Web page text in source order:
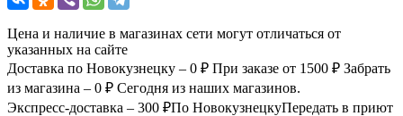
Цена и наличие в магазинах сети могут отличаться от
указанных на сайте
Доставка по Новокузнецку – 0 ₽ При заказе от 1500 ₽ Забрать
из магазина – 0 ₽ Сегодня из наших магазинов.
Экспресс-доставка – 300 ₽По НовокузнецкуПередать в приют